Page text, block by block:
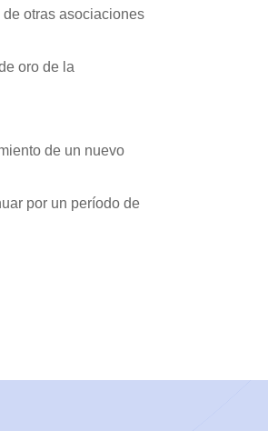
otras asociaciones
oro de la
de un nuevo
por un período de